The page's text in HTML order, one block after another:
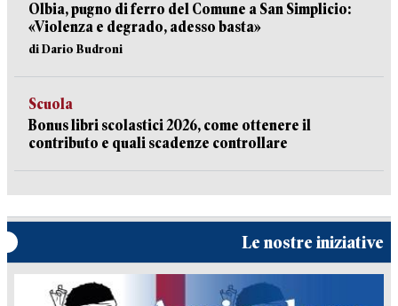
Olbia, pugno di ferro del Comune a San Simplicio:
«Violenza e degrado, adesso basta»
di Dario Budroni
Scuola
Bonus libri scolastici 2026, come ottenere il
contributo e quali scadenze controllare
Le nostre iniziative